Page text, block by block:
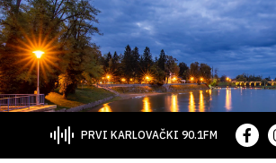
PRVI KARLOVAČKI 90.1FM